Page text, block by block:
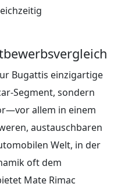
Bugattis einzigartige
Segment, sondern
allem in einem
austauschbaren
Welt, in der
oft dem
Mate Rimac